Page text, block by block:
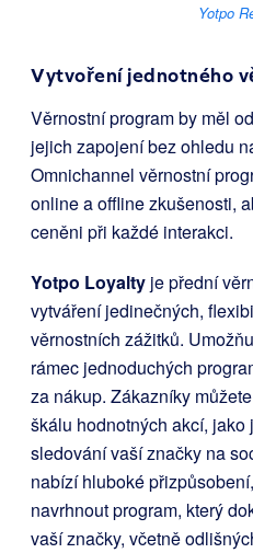
Yotpo
Vytvoření jednotného
Věrnostní program by měl
jejich zapojení bez ohledu
Omnichannel věrnostní
online a offline zkušenosti,
ceněni při každé interakci.
Yotpo Loyalty je přední
vytváření jedinečných,
věrnostních zážitků.
rámec jednoduchých
za nákup. Zákazníky
škálu hodnotných akcí,
sledování vaší značky na
nabízí hluboké
navrhnout program, který
vaší značky, včetně